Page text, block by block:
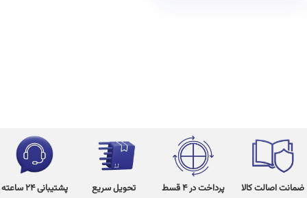
ضمانت اصالت کالا پرداخت در 4 قسط تحویل سریع پشتیبانی 24 ساعته